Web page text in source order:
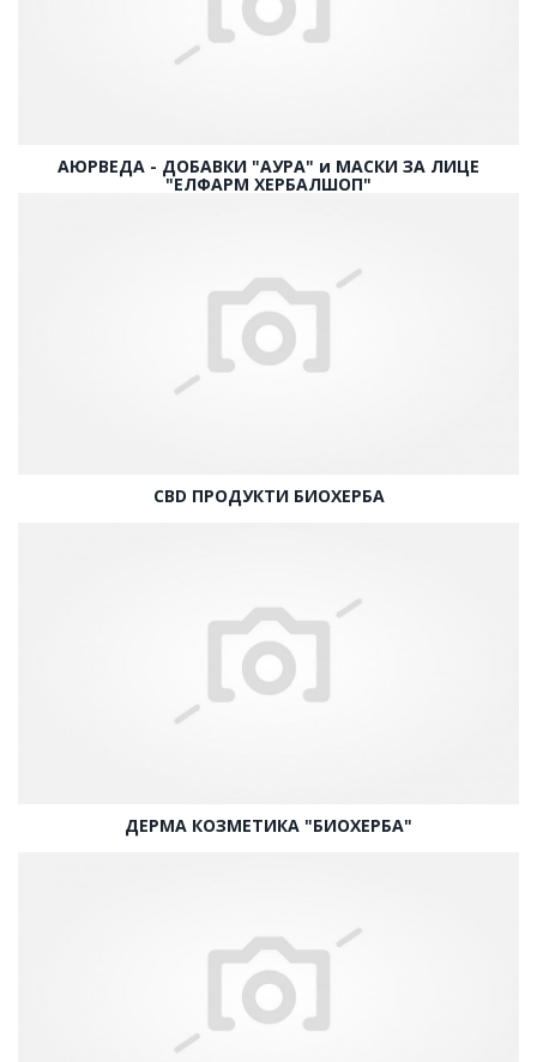
AЮРВЕДА - ДОБАВКИ "АУРА" и МАСКИ ЗА ЛИЦЕ
"ЕЛФАРМ ХЕРБАЛШОП"
CBD ПРОДУКТИ БИОХЕРБА
ДЕРМА КОЗМЕТИКА "БИОХЕРБА"